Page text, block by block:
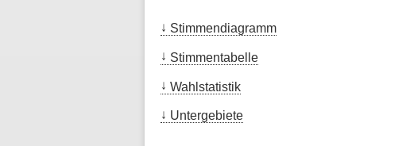
Stimmendiagramm
Stimmentabelle
Wahlstatistik
Untergebiete